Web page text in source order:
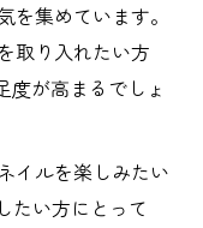
集めています。
取り入れたい方
度が高まるでしょ
イルを楽しみたい
たい方にとって